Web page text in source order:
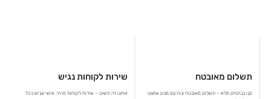
שירות לקוחות נגיש
איתנו זה פשוט – שירות לקוחות מהיר, אישי ונגיש בכל
תשלום מאובטח
קנו בביטחון מלא – תשלום מאובטח ונוח עם מגוון אמצעי